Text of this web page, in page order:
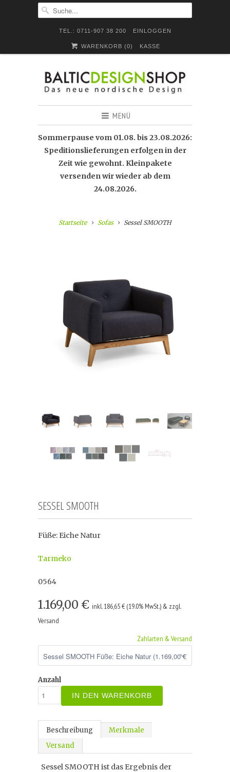
TEL.: 0711-907 38 200 EINLOGGEN
WARENKORB (0) KASSE
MENÜ
Sommerpause vom 01.08. bis 23.08.2026:
Speditionslieferungen erfolgen in der
Zeit wie gewohnt. Kleinpakete
versenden wir wieder ab dem
24.08.2026.
Startseite Sofas Sessel SMOOTH
SESSEL SMOOTH
Füße: Eiche Natur
Tarmeko
0564
1.169,00 € inkl. 186,65 € (19.0% MwSt.) & zzgl.
Versand
Zahlarten & Versand
Anzahl
IN DEN WARENKORB
Beschreibung
Merkmale
Versand
Sessel SMOOTH ist das Ergebnis der